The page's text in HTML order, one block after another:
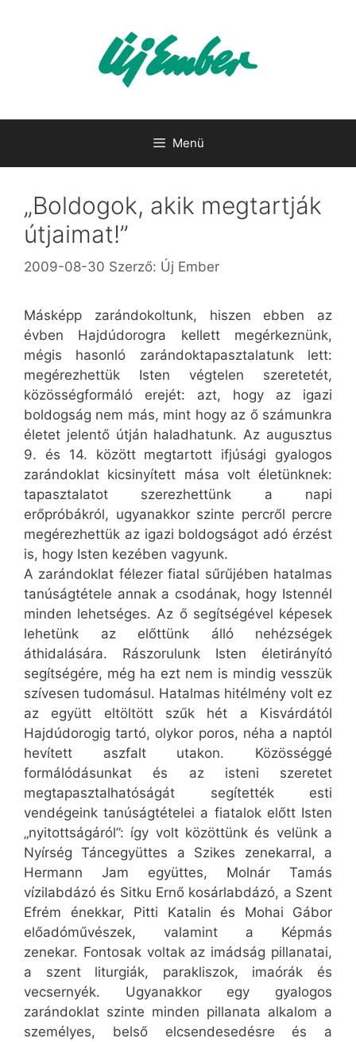
Menü
„Boldogok, akik megtartják
útjaimat!”
2009-08-30 Szerző: Új Ember
Másképp zarándokoltunk, hiszen ebben az
évben Hajdúdorogra kellett megérkeznünk,
mégis hasonló zarándoktapasztalatunk lett:
megérezhettük Isten végtelen szeretetét,
közösségformáló erejét: azt, hogy az igazi
boldogság nem más, mint hogy az ő számunkra
életet jelentő útján haladhatunk. Az augusztus
9. és 14. között megtartott ifjúsági gyalogos
zarándoklat kicsinyített mása volt életünknek:
tapasztalatot szerezhettünk a napi
erőpróbákról, ugyanakkor szinte percről percre
megérezhettük az igazi boldogságot adó érzést
is, hogy Isten kezében vagyunk.
A zarándoklat félezer fiatal sűrűjében hatalmas
tanúságtétele annak a csodának, hogy Istennél
minden lehetséges. Az ő segítségével képesek
lehetünk az előttünk álló nehézségek
áthidalására. Rászorulunk Isten életirányító
segítségére, még ha ezt nem is mindig vesszük
szívesen tudomásul. Hatalmas hitélmény volt ez
az együtt eltöltött szűk hét a Kisvárdától
Hajdúdorogig tartó, olykor poros, néha a naptól
hevített aszfalt utakon. Közösséggé
formálódásunkat és az isteni szeretet
megtapasztalhatóságát segítették esti
vendégeink tanúságtételei a fiatalok előtt Isten
„nyitottságáról”: így volt közöttünk és velünk a
Nyírség Táncegyüttes a Szikes zenekarral, a
Hermann Jam együttes, Molnár Tamás
vízilabdázó és Sitku Ernő kosárlabdázó, a Szent
Efrém énekkar, Pitti Katalin és Mohai Gábor
előadóművészek, valamint a Képmás
zenekar. Fontosak voltak az imádság pillanatai,
a szent liturgiák, parakliszok, imaórák és
vecsernyék. Ugyanakkor egy gyalogos
zarándoklat szinte minden pillanata alkalom a
személyes, belső elcsendesedésre és a